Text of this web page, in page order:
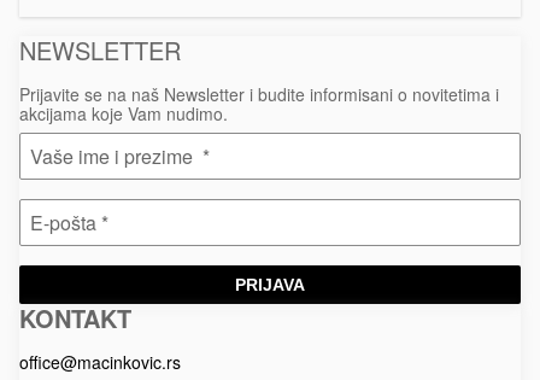
NEWSLETTER
Prijavite se na naš Newsletter i budite informisani o novitetima i
akcijama koje Vam nudimo.
PRIJAVA
Macinkovic
Macinkovic
https://www.macinkovic.rs/wp-
KONTAKT
office@macinkovic.rs